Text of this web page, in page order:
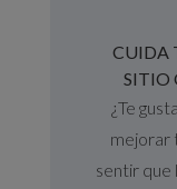
CUIDA
SITIO
¿Te
mejorar
sentir que